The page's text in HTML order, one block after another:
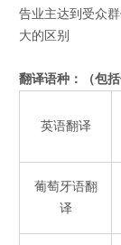
告业主达到受众
大的区别
翻译语种：（包
英语翻译
葡萄牙语翻
译